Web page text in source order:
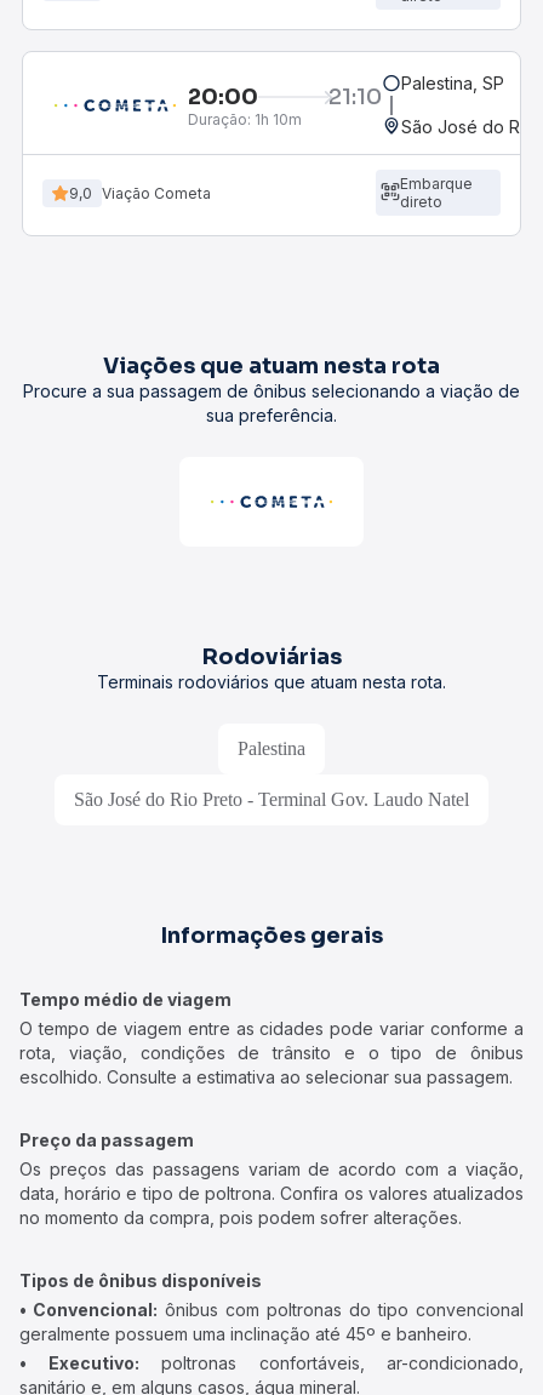
20:00 21:10
Duração: 1h 10m
Palestina, SP
São José do Rio
9,0 Viação Cometa
Embarque
direto
Viações que atuam nesta rota
Procure a sua passagem de ônibus selecionando a viação de
sua preferência.
Rodoviárias
Terminais rodoviários que atuam nesta rota.
Palestina
São José do Rio Preto - Terminal Gov. Laudo Natel
Informações gerais
Tempo médio de viagem
O tempo de viagem entre as cidades pode variar conforme a
rota, viação, condições de trânsito e o tipo de ônibus
escolhido. Consulte a estimativa ao selecionar sua passagem.
Preço da passagem
Os preços das passagens variam de acordo com a viação,
data, horário e tipo de poltrona. Confira os valores atualizados
no momento da compra, pois podem sofrer alterações.
Tipos de ônibus disponíveis
• Convencional: ônibus com poltronas do tipo convencional
geralmente possuem uma inclinação até 45º e banheiro.
• Executivo: poltronas confortáveis, ar-condicionado,
sanitário e, em alguns casos, água mineral.